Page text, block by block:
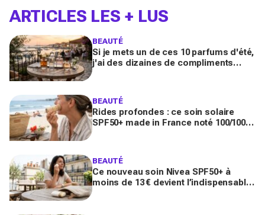
ARTICLES LES + LUS
BEAUTÉ
Si je mets un de ces 10 parfums d'été,
j'ai des dizaines de compliments
BEAUTÉ
Rides profondes : ce soin solaire
SPF50+ made in France noté 100/100
BEAUTÉ
Ce nouveau soin Nivea SPF50+ à
moins de 13 € devient l’indispensable